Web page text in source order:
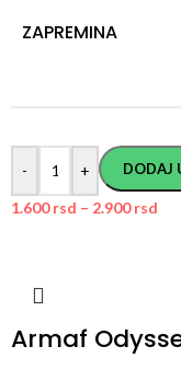
ZAPREMINA
- + DODAJ
1.600rsd – 2.900rsd
Armaf